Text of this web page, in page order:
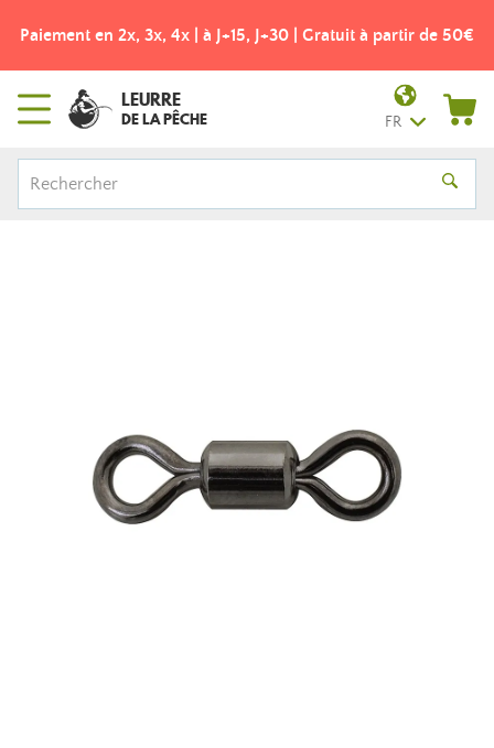
Paiement en 2x, 3x, 4x | à J+15, J+30 | Gratuit à partir de 50€
LEURRE
DE LA PÊCHE FR